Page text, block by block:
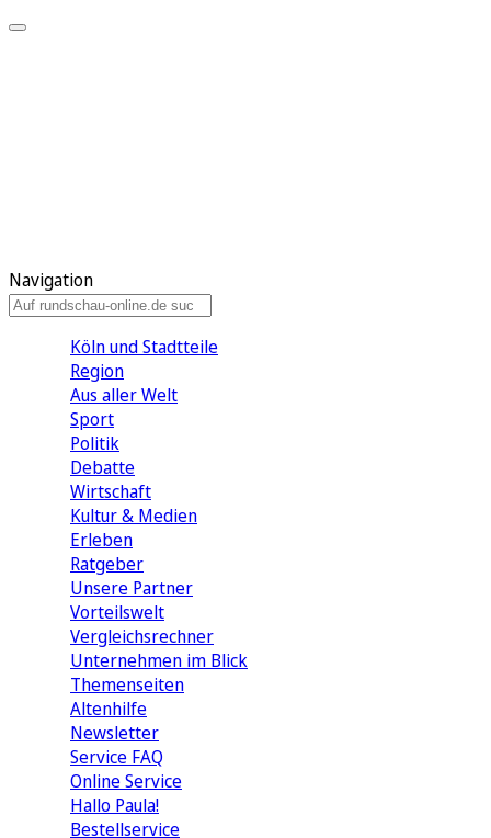
Navigation
Köln und Stadtteile
Region
Aus aller Welt
Sport
Politik
Debatte
Wirtschaft
Kultur & Medien
Erleben
Ratgeber
Unsere Partner
Vorteilswelt
Vergleichsrechner
Unternehmen im Blick
Themenseiten
Altenhilfe
Newsletter
Service FAQ
Online Service
Hallo Paula!
Bestellservice